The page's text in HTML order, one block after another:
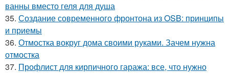
ванны вместо геля для душа
35. Создание современного фронтона из OSB: принципы
и приемы
36. Отмостка вокруг дома своими руками. Зачем нужна
отмостка
37. Профлист для кирпичного гаража: все, что нужно